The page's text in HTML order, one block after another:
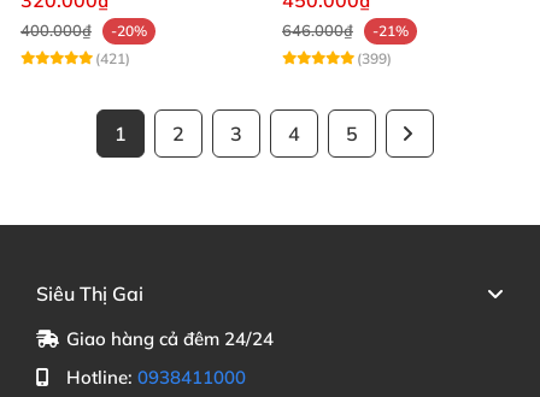
400.000₫
-20%
(421)
646.000₫
-21%
(399)
1 2 3 4 5
Siêu Thị Gai
Giao hàng cả đêm 24/24
Hotline: 0938411000